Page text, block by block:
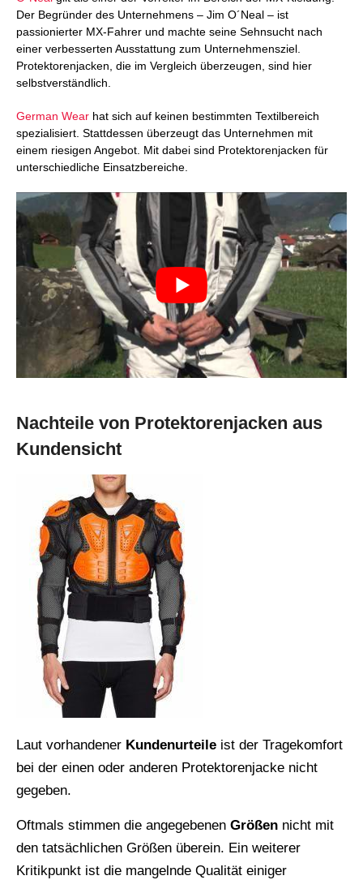
Der Begründer des Unternehmens – Jim O´Neal – ist
passionierter MX-Fahrer und machte seine Sehnsucht nach
einer verbesserten Ausstattung zum Unternehmensziel.
Protektorenjacken, die im Vergleich überzeugen, sind hier
selbstverständlich.
German Wear hat sich auf keinen bestimmten Textilbereich
spezialisiert. Stattdessen überzeugt das Unternehmen mit
einem riesigen Angebot. Mit dabei sind Protektorenjacken für
unterschiedliche Einsatzbereiche.
Nachteile von Protektorenjacken aus
Kundensicht
Laut vorhandener Kundenurteile ist der Tragekomfort
bei der einen oder anderen Protektorenjacke nicht
gegeben.
Oftmals stimmen die angegebenen Größen nicht mit
den tatsächlichen Größen überein. Ein weiterer
Kritikpunkt ist die mangelnde Qualität einiger